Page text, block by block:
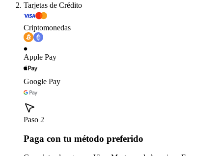
Tarjetas de Crédito
Criptomonedas
Apple Pay
Google Pay
Paso 2
Paga con tu método preferido